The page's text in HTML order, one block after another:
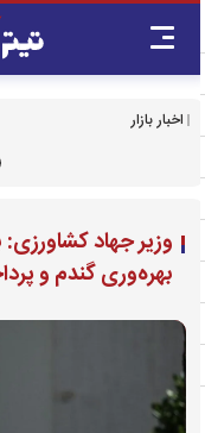
اخبار بازار
وزیر جهاد
بهره‌وری گندم و